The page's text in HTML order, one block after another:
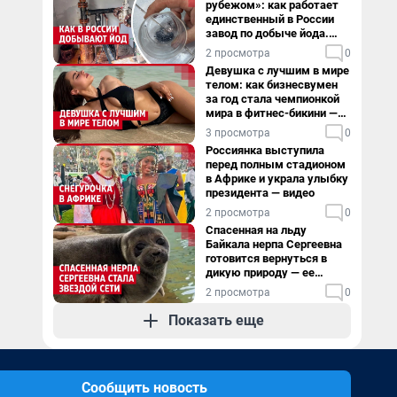
рубежом»: как работает
единственный в России
завод по добыче йода.
Видео
2 просмотра 0
Девушка с лучшим в мире
телом: как бизнесвумен
за год стала чемпионкой
мира в фитнес-бикини —
видео
3 просмотра 0
Россиянка выступила
перед полным стадионом
в Африке и украла улыбку
президента — видео
2 просмотра 0
Спасенная на льду
Байкала нерпа Сергеевна
готовится вернуться в
дикую природу — ее
видеоистория
2 просмотра 0
Показать еще
Сообщить новость